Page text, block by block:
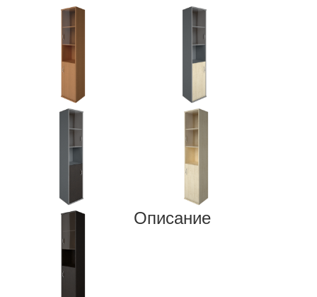
Описание